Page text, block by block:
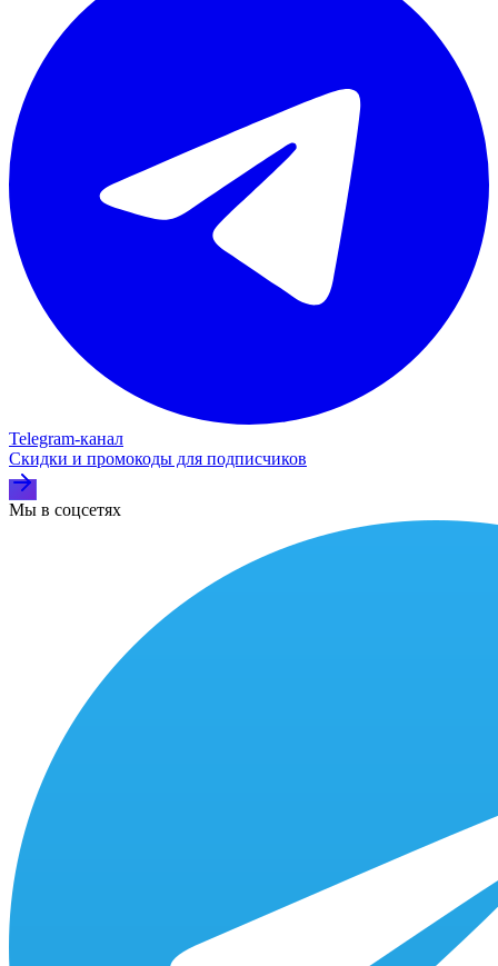
Telegram‑канал
Скидки и промокоды для подписчиков
Мы в соцсетях